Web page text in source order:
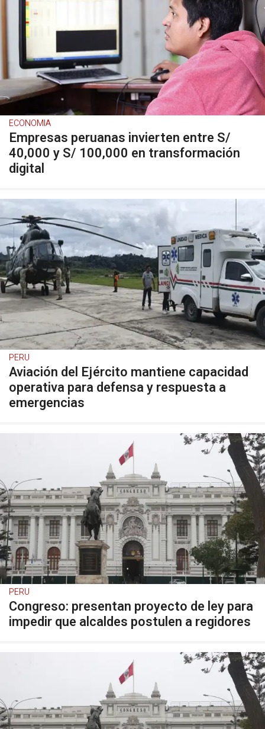
ECONOMIA
Empresas peruanas invierten entre S/
40,000 y S/ 100,000 en transformación
digital
PERU
Aviación del Ejército mantiene capacidad
operativa para defensa y respuesta a
emergencias
PERU
Congreso: presentan proyecto de ley para
impedir que alcaldes postulen a regidores